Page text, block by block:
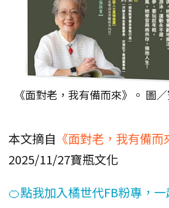
《面對老，我有備而來》。 圖
本文摘自 《面對老，我有備而
2025/11/27寶瓶文化
🍊點我加入橘世代FB粉專，